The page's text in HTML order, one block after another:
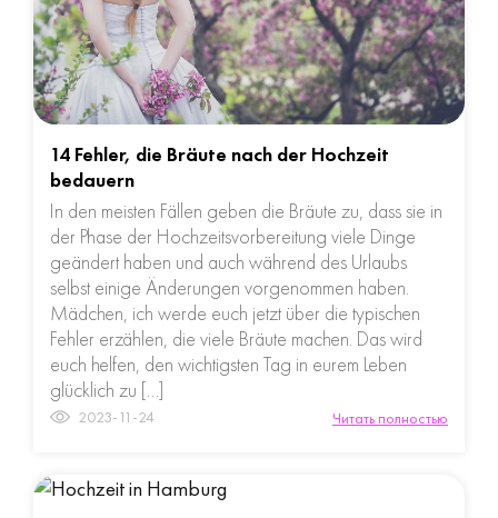
14 Fehler, die Bräute nach der Hochzeit
bedauern
In den meisten Fällen geben die Bräute zu, dass sie in
der Phase der Hochzeitsvorbereitung viele Dinge
geändert haben und auch während des Urlaubs
selbst einige Änderungen vorgenommen haben.
Mädchen, ich werde euch jetzt über die typischen
Fehler erzählen, die viele Bräute machen. Das wird
euch helfen, den wichtigsten Tag in eurem Leben
glücklich zu […]
2023-11-24 Читать полностью